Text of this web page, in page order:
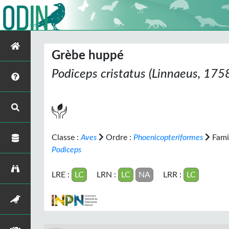
Grèbe huppé
Podiceps cristatus (Linnaeus,
Classe : Aves Ordre : Phoenicopteriformes
Podiceps
LRE : LC LRN : LC NA LRR : LC